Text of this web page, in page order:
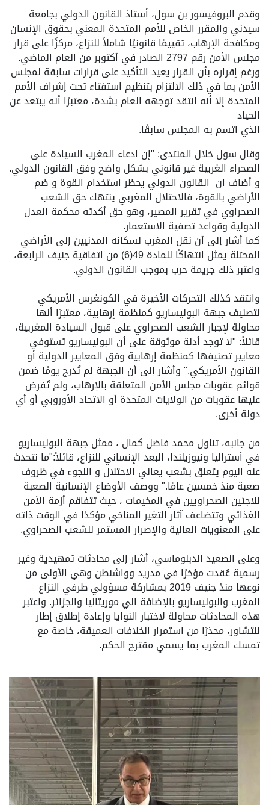
و قدم البروفيسور بن سول، أستاذ القانون الدولي بجامعة
سيدني والمقرر الخاص للأمم المتحدة المعني بحقوق الإنسان
ومكافحة الإرهاب، تقييمًا قانونيًا شاملاً للنزاع، مركزًا على قرار
مجلس الأمن رقم 2797 الصادر في أكتوبر من العام الماضي.
ورغم إقراره بأن القرار يعيد التأكيد على قرارات سابقة لمجلس
الأمن بما في ذلك الالتزام بتنظيم استفتاء تحت إشراف الأمم
المتحدة إلا أنه انتقد توجهه العام بشدة، معتبرًا أنه يبتعد عن
الحياد
الذي اتسم به المجلس سابقًا.
وقال سول خلال المنتدى: "إن ادعاء المغرب السيادة على
الصحراء الغربية غير قانوني بشكل واضح وفق القانون الدولي.
و أضاف ان القانون الدولي يحظر استخدام القوة و ضم
الأراضي بالقوة، فالاحتلال المغربي ينتهك حق الشعب
الصحراوي في تقرير المصير، وهو حق أكدته محكمة العدل
الدولية وقواعد تصفية الاستعمار.
كما أشار إلى أن نقل المغرب لسكانه المدنيين إلى الأراضي
المحتلة يمثل انتهاكًا للمادة 49(6) من اتفاقية جنيف الرابعة،
واعتبر ذلك جريمة حرب بموجب القانون الدولي.
وانتقد كذلك التحركات الأخيرة في الكونغرس الأمريكي
لتصنيف جبهة البوليساريو كمنظمة إرهابية، معتبرًا أنها
محاولة لإجبار الشعب الصحراوي على قبول السيادة المغربية،
قائلاً: "لا توجد أدلة موثوقة على أن البوليساريو تستوفي
معايير تصنيفها كمنظمة إرهابية وفق المعايير الدولية أو
القانون الأمريكي." وأشار إلى أن الجبهة لم تُدرج يومًا ضمن
قوائم عقوبات مجلس الأمن المتعلقة بالإرهاب، ولم تُفرض
عليها عقوبات من الولايات المتحدة أو الاتحاد الأوروبي أو أي
دولة أخرى.
من جانبه، تناول محمد فاضل كمال ، ممثل جبهة البوليساريو
في أستراليا ونيوزيلندا، البعد الإنساني للنزاع، قائلاً: "ما نتحدث
عنه اليوم يتعلق بشعب يعاني الاحتلال و اللجوء في ظروف
صعبة منذ خمسين عامًا." ووصف الأوضاع الإنسانية الصعبة
للاجئين الصحراويين في المخيمات ، حيث تتفاقم أزمة الأمن
الغذائي وتتضاعف آثار التغير المناخي مؤكدًا في الوقت ذاته
على المعنويات العالية والإصرار المستمر للشعب الصحراوي.
وعلى الصعيد الدبلوماسي، أشار إلى محادثات تمهيدية وغير
رسمية عُقدت مؤخرًا في مدريد وواشنطن وهي الأولى من
نوعها منذ جنيف 2019 بمشاركة مسؤولي طرفي النزاع
المغرب والبوليساريو بالإضافة الي موريتانيا والجزائر. واعتبر
هذه المحادثات محاولة لاختبار النوايا وإعادة إطلاق إطار
للتشاور، محذرًا من استمرار الخلافات العميقة، خاصة مع
تمسك المغرب بما يسمي مقترح الحكم.